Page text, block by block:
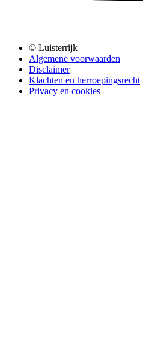
© Luisterrijk
Algemene voorwaarden
Disclaimer
Klachten en herroepingsrecht
Privacy en cookies